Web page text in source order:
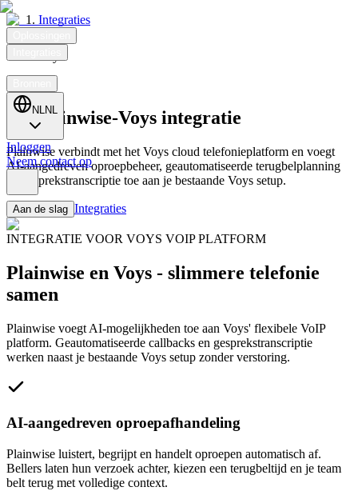
NLNL
Inloggen
Neem contact op
Integraties
De Plainwise-Voys integratie
Plainwise verbindt met het Voys cloud telefonieplatform en voegt
AI-aangedreven oproepbeheer, geautomatiseerde terugbelplanning
en gesprekstranscriptie toe aan je bestaande Voys setup.
Aan de slag Integraties
INTEGRATIE VOOR VOYS VOIP PLATFORM
Plainwise en Voys - slimmere telefonie
samen
Plainwise voegt AI-mogelijkheden toe aan Voys' flexibele VoIP
platform. Geautomatiseerde callbacks en gesprekstranscriptie
werken naast je bestaande Voys setup zonder verstoring.
AI-aangedreven oproepafhandeling
Plainwise luistert, begrijpt en handelt oproepen automatisch af.
Bellers laten hun verzoek achter, kiezen een terugbeltijd en je team
belt terug met volledige context.